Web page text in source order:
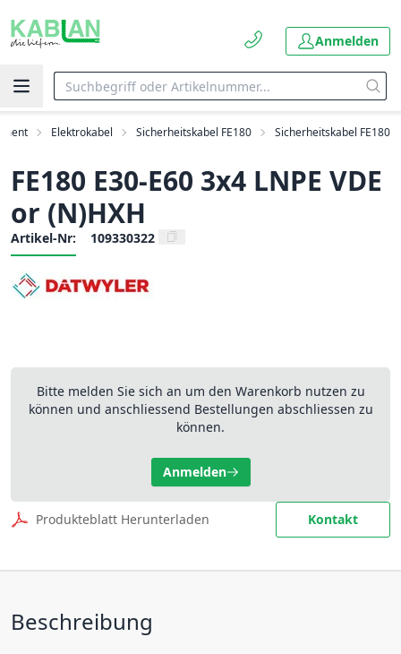
Anmelden
Elektrokabel Sicherheitskabel FE180 Sicherheitskabel FE180
FE180 E30-E60 3x4 LNPE VDE
or (N)HXH
Artikel-Nr: 109330322
Bitte melden Sie sich an um den Warenkorb nutzen zu
können und anschliessend Bestellungen abschliessen zu
können.
Anmelden
Produkteblatt Herunterladen Kontakt
Beschreibung